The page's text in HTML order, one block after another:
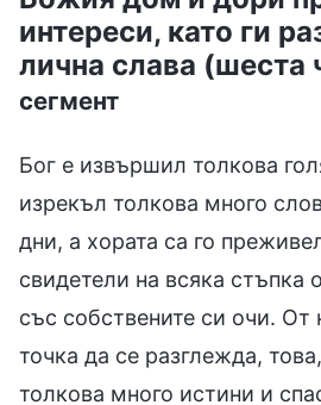
интереси, като ги
лична слава (шеста
сегмент
Бог е извършил толкова
изрекъл толкова много
дни, а хората са го
свидетели на всяка стъпка
със собствените си очи. От
точка да се разглежда,
толкова много истини и